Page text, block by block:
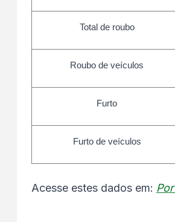
Total de roubo
Roubo de veículos
Furto
Furto de veículos
Acesse estes dados em: